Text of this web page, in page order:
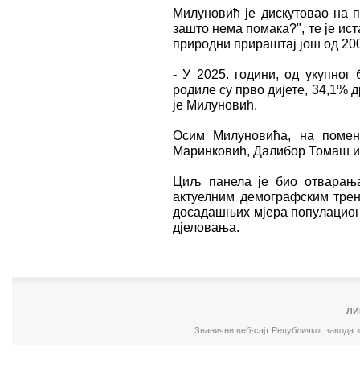
Милуновић је дискутовао на
зашто нема помака?", те је
природни прираштај још од
- У 2025. години, од укупног
родиле су прво дијете, 34,1%
је Милуновић.
Осим Милуновића, на
Маринковић, Далибор Томаш
Циљ панела је био отварања
актуелним демографским
досадашњих мјера
дјеловања.
Званични веб-сајт Републичког